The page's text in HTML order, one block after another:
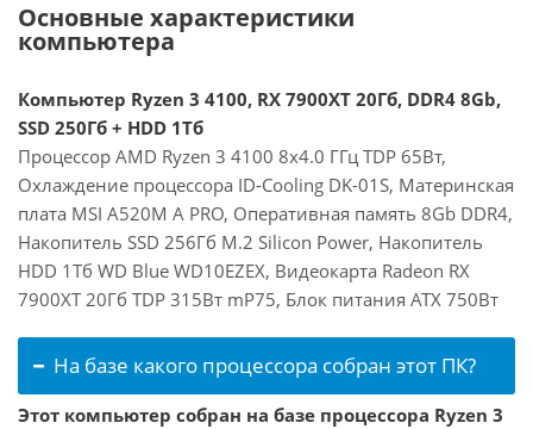
Основные характеристики
компьютера
Компьютер Ryzen 3 4100, RX 7900XT 20Гб, DDR4 8Gb,
SSD 250Гб + HDD 1Тб
Процессор AMD Ryzen 3 4100 8x4.0 ГГц TDP 65Вт,
Охлаждение процессора ID-Cooling DK-01S, Материнская
плата MSI A520M A PRO, Оперативная память 8Gb DDR4,
Накопитель SSD 256Гб M.2 Silicon Power, Накопитель
HDD 1Тб WD Blue WD10EZEX, Видеокарта Radeon RX
7900XT 20Гб TDP 315Вт mP75, Блок питания ATX 750Вт
На базе какого процессора собран этот ПК?
Этот компьютер собран на базе процессора Ryzen 3